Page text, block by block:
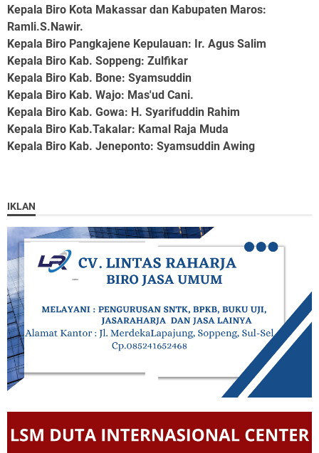
Kepala Biro Kota Makassar dan Kabupaten Maros:
Ramli.S.Nawir.
Kepala Biro Pangkajene Kepulauan: Ir. Agus Salim
Kepala Biro Kab. Soppeng: Zulfikar
Kepala Biro Kab. Bone: Syamsuddin
Kepala Biro Kab. Wajo: Mas'ud Cani.
Kepala Biro Kab. Gowa: H. Syarifuddin Rahim
Kepala Biro Kab.Takalar: Kamal Raja Muda
Kepala Biro Kab. Jeneponto: Syamsuddin Awing
IKLAN